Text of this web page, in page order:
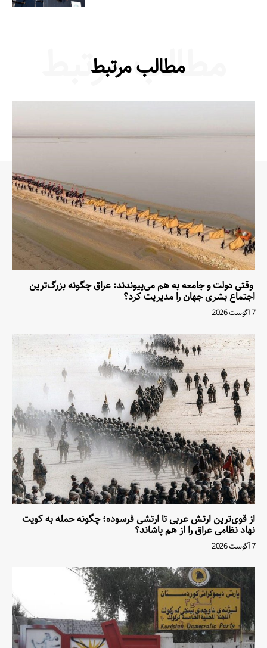
مطالب مرتبط
مطالب مرتبط
وقتی دولت و جامعه به هم می‌پیوندند: عراق چگونه بزرگ‌ترین
اجتماع بشری جهان را مدیریت کرد؟
7 آگوست 2026
از قوی‌ترین ارتش عربی تا ارتشی فرسوده؛ چگونه حمله به کویت
نهاد نظامی عراق را از هم پاشاند؟
7 آگوست 2026